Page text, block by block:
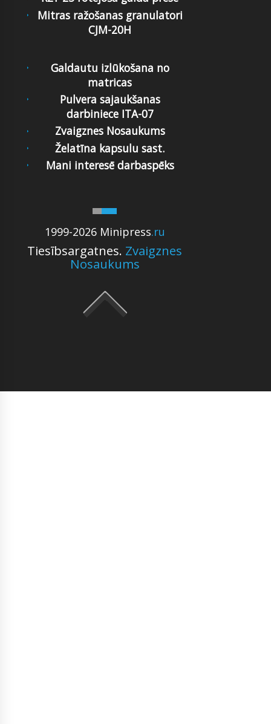
Mitras ražošanas granulatori
CJM-20H
1999-2026 Minipress.ru
Tiesībsargatnes. Zvaigznes
Nosaukums
Galdautu izlūkošana no
matricas
Pulvera sajaukšanas
darbiniece ITA-07
Zvaigznes Nosaukums
Želatīna kapsulu sast.
Mani interesē darbaspēks